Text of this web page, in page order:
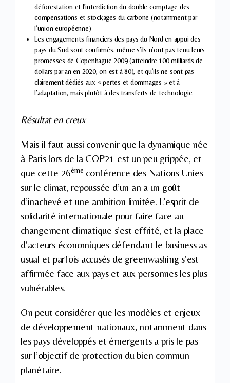
déforestation et l’interdiction du double comptage des
compensations et stockages du carbone (notamment par
l’union européenne)
Les engagements financiers des pays du Nord en appui des
pays du Sud sont confirmés, même s’ils n’ont pas tenu leurs
promesses de Copenhague 2009 (atteindre 100 milliards de
dollars par an en 2020, on est à 80), et qu’ils ne sont pas
clairement dédiés aux « pertes et dommages » et à
l’adaptation, mais plutôt à des transferts de technologie.
Résultat en creux
Mais il faut aussi convenir que la dynamique née
à Paris lors de la COP21 est un peu grippée, et
que cette 26ème conférence des Nations Unies
sur le climat, repoussée d’un an a un goût
d’inachevé et une ambition limitée. L’esprit de
solidarité internationale pour faire face au
changement climatique s’est effrité, et la place
d’acteurs économiques défendant le business as
usual et parfois accusés de greenwashing s’est
affirmée face aux pays et aux personnes les plus
vulnérables.
On peut considérer que les modèles et enjeux
de développement nationaux, notamment dans
les pays développés et émergents a pris le pas
sur l’objectif de protection du bien commun
planétaire.